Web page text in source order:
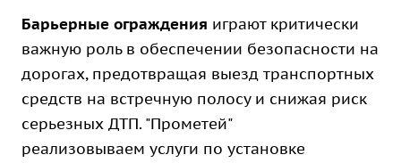
Барьерные ограждения играют критически
важную роль в обеспечении безопасности на
дорогах, предотвращая выезд транспортных
средств на встречную полосу и снижая риск
серьезных ДТП. "Прометей"
реализовываем услуги по установке